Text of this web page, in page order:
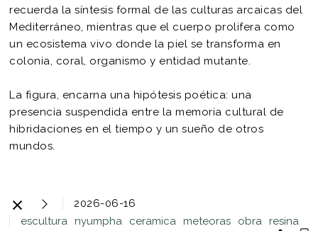
recuerda la síntesis formal de las culturas arcaicas del
Mediterráneo, mientras que el cuerpo prolifera como
un ecosistema vivo donde la piel se transforma en
colonia, coral, organismo y entidad mutante.
La figura, encarna una hipótesis poética: una
presencia suspendida entre la memoria cultural de
hibridaciones en el tiempo y un sueño de otros
mundos.
2026-06-16
escultura
nyumpha ceramica meteoras obra resina